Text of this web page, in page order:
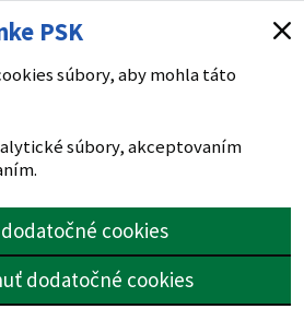
PSK
súbory, aby mohla táto
súbory, akceptovaním
cookies
dodatočné cookies